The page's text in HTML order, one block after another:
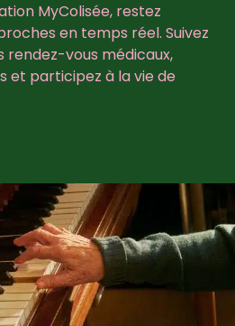
MyColisée, restez
en temps réel. Suivez
rendez-vous médicaux,
et participez à la vie de